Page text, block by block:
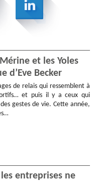
et les Yoles
d’Eve Becker
de relais qui ressemblent à
et puis il y a ceux qui
gestes de vie. Cette année,
entreprises ne